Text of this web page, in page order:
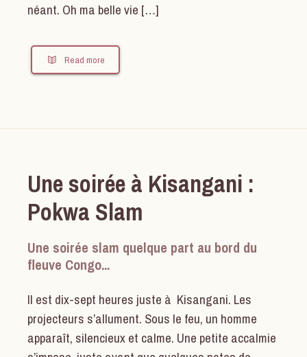
néant. Oh ma belle vie […]
Read more
Une soirée à Kisangani :
Pokwa Slam
Une soirée slam quelque part au bord du
fleuve Congo...
Il est dix-sept heures juste à Kisangani. Les
projecteurs s’allument. Sous le feu, un homme
apparaît, silencieux et calme. Une petite accalmie